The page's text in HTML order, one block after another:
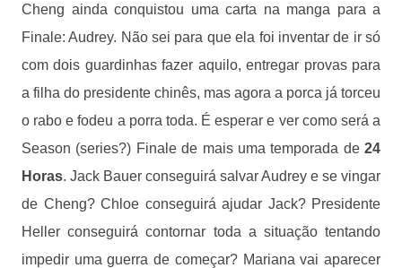
Cheng ainda conquistou uma carta na manga para a
Finale: Audrey. Não sei para que ela foi inventar de ir só
com dois guardinhas fazer aquilo, entregar provas para
a filha do presidente chinês, mas agora a porca já torceu
o rabo e fodeu a porra toda. É esperar e ver como será a
Season (series?) Finale de mais uma temporada de 24
Horas. Jack Bauer conseguirá salvar Audrey e se vingar
de Cheng? Chloe conseguirá ajudar Jack? Presidente
Heller conseguirá contornar toda a situação tentando
impedir uma guerra de começar? Mariana vai aparecer